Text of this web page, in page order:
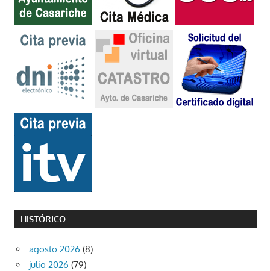
HISTÓRICO
agosto 2026 (8)
julio 2026 (79)